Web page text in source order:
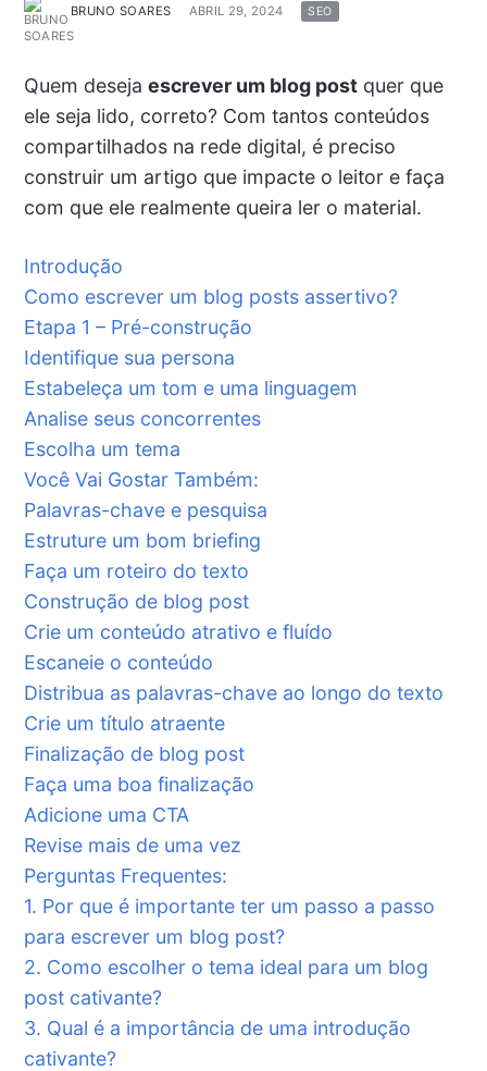
BRUNO SOARES ABRIL 29, 2024 SEO
Quem deseja escrever um blog postquer que
ele seja lido, correto? Com tantos conteúdos
compartilhados na rede digital, é preciso
construir um artigo que impacte o leitor e faça
com que ele realmente queira ler o material.
Introdução
Como escrever um blog posts assertivo?
Etapa 1 – Pré-construção
Identifique sua persona
Estabeleça um tom e uma linguagem
Analise seus concorrentes
Escolha um tema
Você Vai Gostar Também:
Palavras-chave e pesquisa
Estruture um bom briefing
Faça um roteiro do texto
Construção de blog post
Crie um conteúdo atrativo e fluído
Escaneie o conteúdo
Distribua as palavras-chave ao longo do texto
Crie um título atraente
Finalização de blog post
Faça uma boa finalização
Adicione uma CTA
Revise mais de uma vez
Perguntas Frequentes:
1. Por que é importante ter um passo a passo
para escrever um blog post?
2. Como escolher o tema ideal para um blog
post cativante?
3. Qual é a importância de uma introdução
cativante?